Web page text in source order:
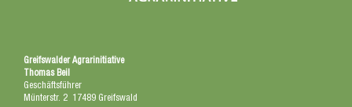
Greifswalder Agrarinitiative
Thomas Beil
Geschäftsführer
Münterstr. 2 17489 Greifswald